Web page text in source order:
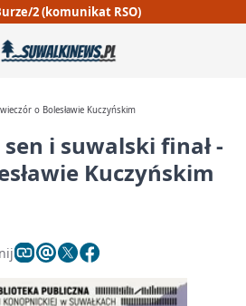
2 (komunikat RSO)
o Bolesławie Kuczyńskim
i suwalski finał -
Kuczyńskim